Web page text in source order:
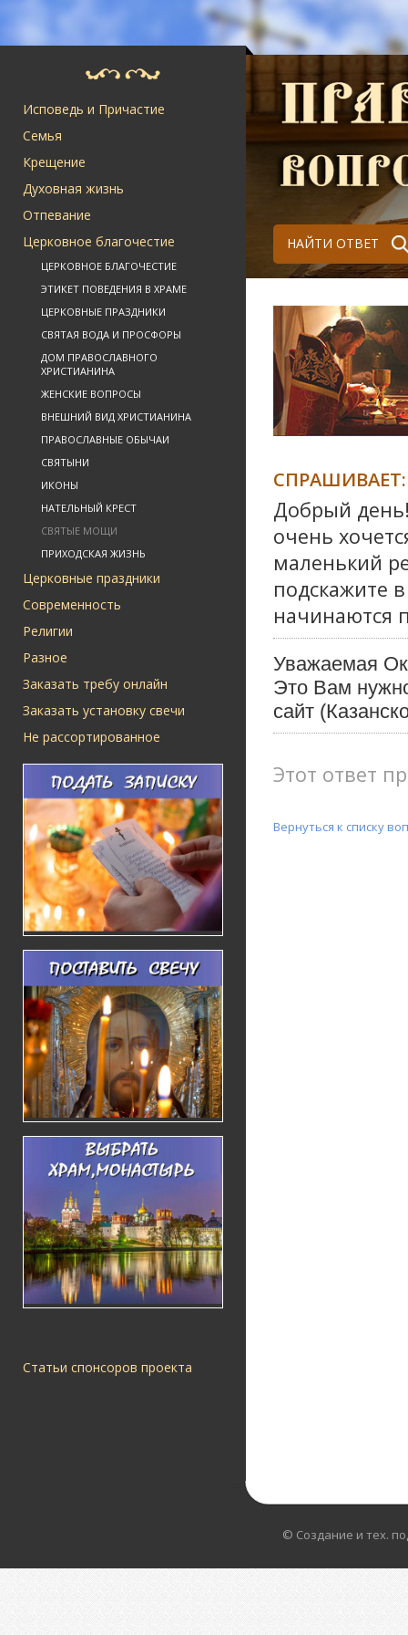
Исповедь и Причастие
Семья
Крещение
Духовная жизнь
Отпевание
Церковное благочестие
ЦЕРКОВНОЕ БЛАГОЧЕСТИЕ
ЭТИКЕТ ПОВЕДЕНИЯ В ХРАМЕ
ЦЕРКОВНЫЕ ПРАЗДНИКИ
СВЯТАЯ ВОДА И ПРОСФОРЫ
ДОМ ПРАВОСЛАВНОГО
ХРИСТИАНИНА
ЖЕНСКИЕ ВОПРОСЫ
ВНЕШНИЙ ВИД ХРИСТИАНИНА
ПРАВОСЛАВНЫЕ ОБЫЧАИ
СВЯТЫНИ
ИКОНЫ
НАТЕЛЬНЫЙ КРЕСТ
СВЯТЫЕ МОЩИ
ПРИХОДСКАЯ ЖИЗНЬ
Церковные праздники
Современность
Религии
Разное
Заказать требу онлайн
Заказать установку свечи
Не рассортированное
Статьи спонсоров проекта
НАЙТИ ОТВЕТ
СПРАШИВАЕТ:
Добрый
очень
маленький
подскажите
начинаются
Уважаемая
Это Вам
сайт
Этот ответ
Вернуться к списку
© Создание и тех.